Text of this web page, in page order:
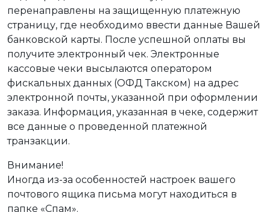
перенаправлены на защищенную платежную
страницу, где необходимо ввести данные Вашей
банковской карты. После успешной оплаты вы
получите электронный чек. Электронные
кассовые чеки высылаются оператором
фискальных данных (ОФД Такском) на адрес
электронной почты, указанной при оформлении
заказа. Информация, указанная в чеке, содержит
все данные о проведенной платежной
транзакции.
Внимание!
Иногда из-за особенностей настроек вашего
почтового ящика письма могут находиться в
папке «Спам».